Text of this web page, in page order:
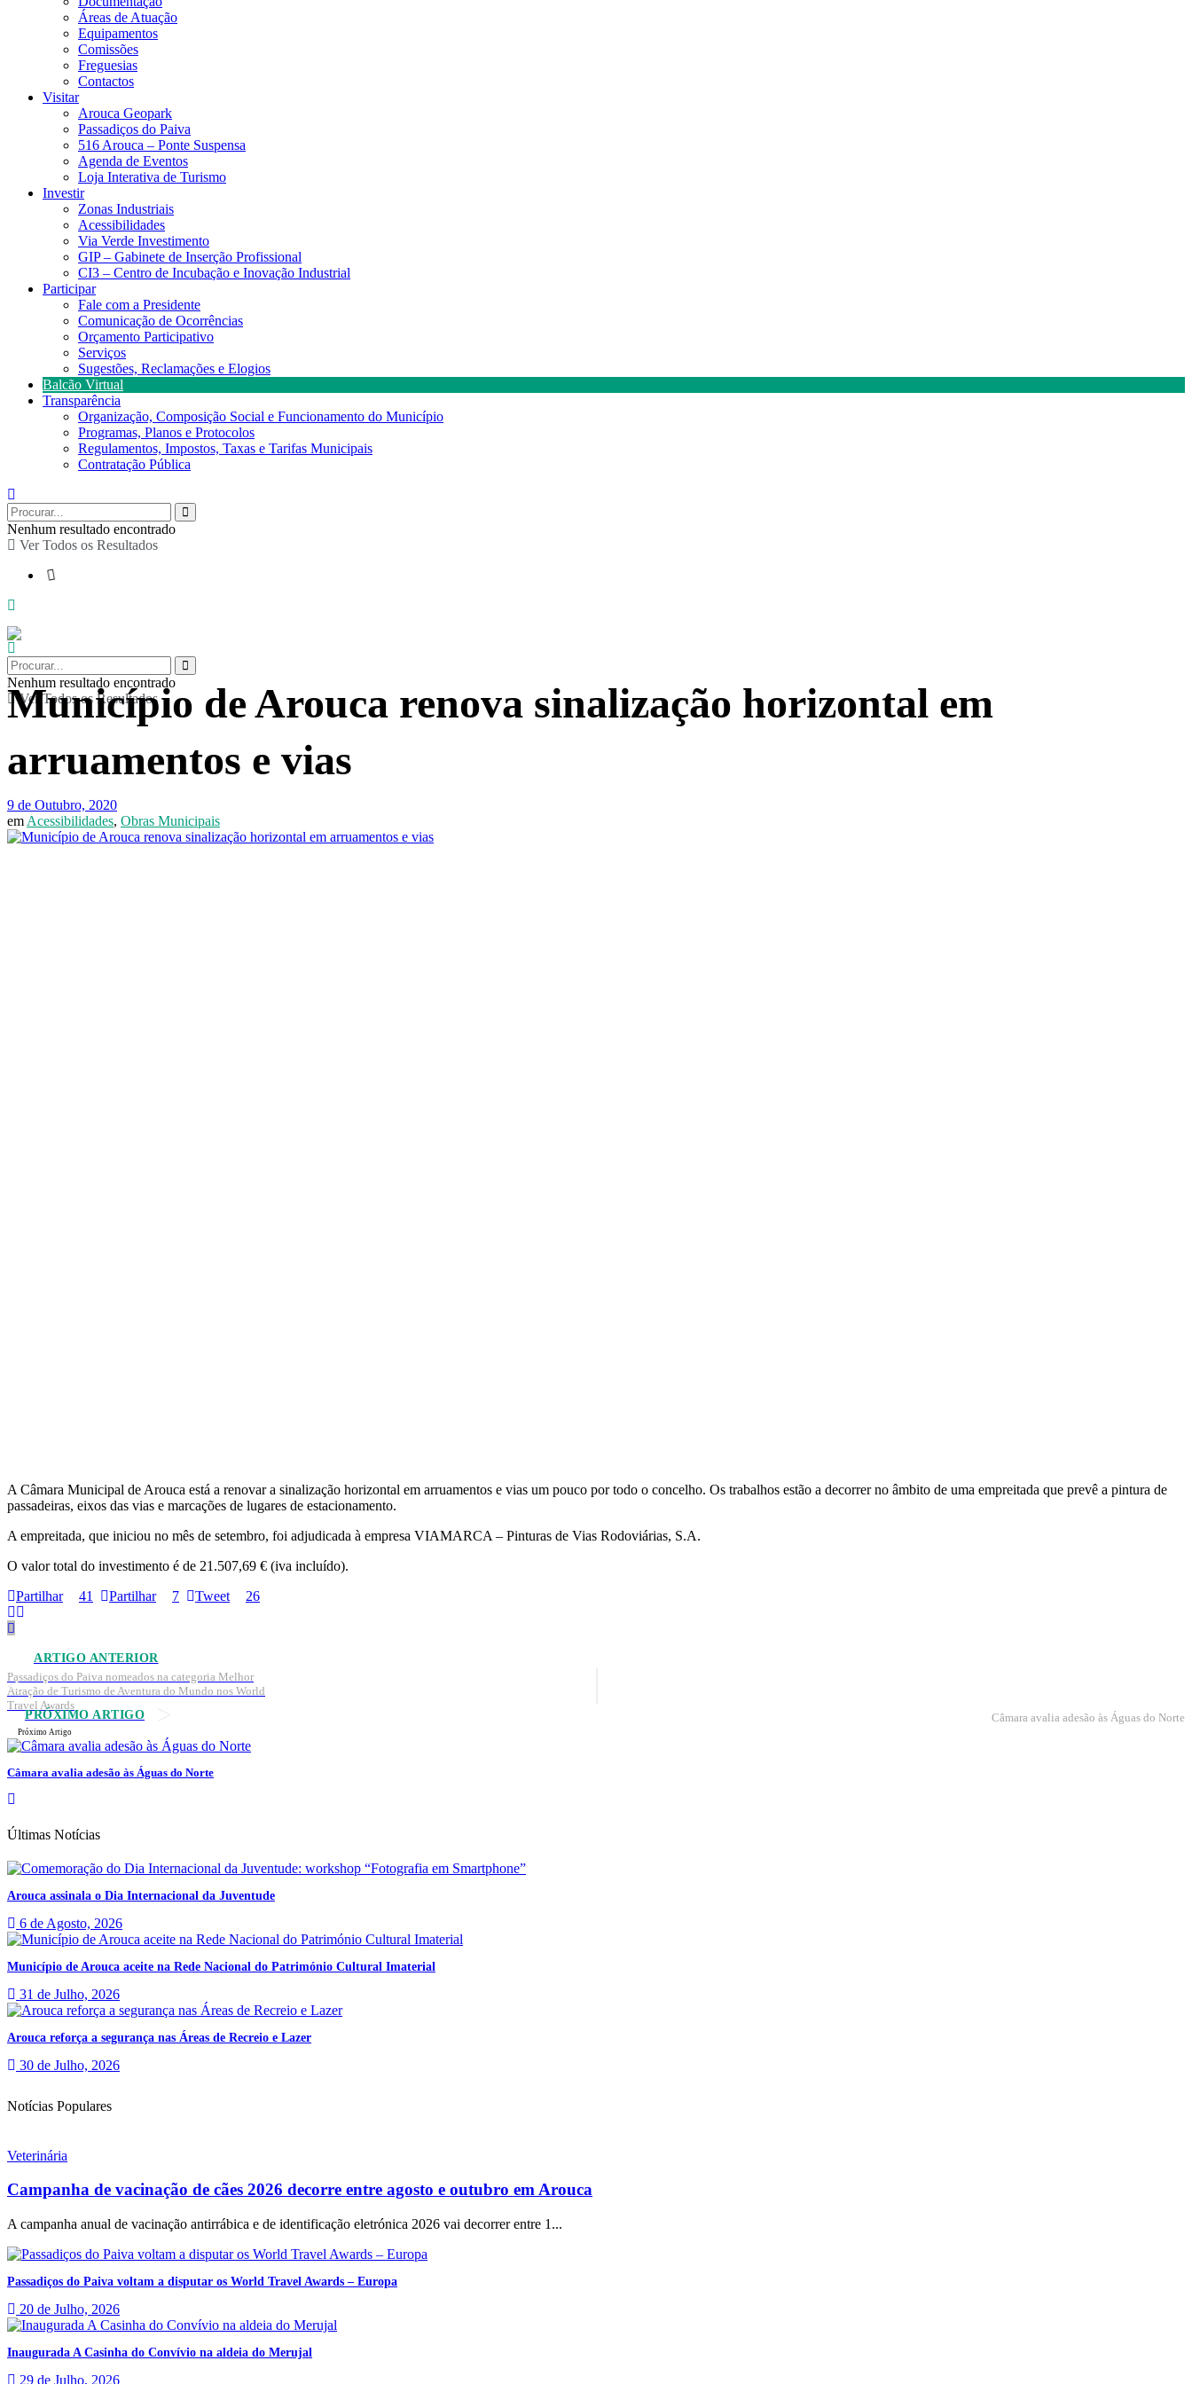
Áreas de Atuação
Equipamentos
Comissões
Freguesias
Contactos
Visitar
Arouca Geopark
Passadiços do Paiva
516 Arouca – Ponte Suspensa
Agenda de Eventos
Loja Interativa de Turismo
Investir
Zonas Industriais
Acessibilidades
Via Verde Investimento
GIP – Gabinete de Inserção Profissional
CI3 – Centro de Incubação e Inovação Industrial
Participar
Fale com a Presidente
Comunicação de Ocorrências
Orçamento Participativo
Serviços
Sugestões, Reclamações e Elogios
Balcão Virtual
Transparência
Organização, Composição Social e Funcionamento do Município
Programas, Planos e Protocolos
Regulamentos, Impostos, Taxas e Tarifas Municipais
Contratação Pública
Nenhum resultado encontrado
Ver Todos os Resultados
Nenhum resultado encontrado
Ver Todos os Resultados
Município de Arouca renova sinalização horizontal em
arruamentos e vias
9 de Outubro, 2020
em Acessibilidades, Obras Municipais
A Câmara Municipal de Arouca está a renovar a sinalização horizontal em arruamentos e vias um pouco por todo o concelho. Os trabalhos estão a decorrer no âmbito de uma empreitada que prevê a pintura de
passadeiras, eixos das vias e marcações de lugares de estacionamento.
A empreitada, que iniciou no mês de setembro, foi adjudicada à empresa VIAMARCA – Pinturas de Vias Rodoviárias, S.A.
O valor total do investimento é de 21.507,69 € (iva incluído).
Partilhar
41 Partilhar 7 Tweet 26
ARTIGO ANTERIOR
Passadiços do Paiva nomeados na categoria Melhor
Atração de Turismo de Aventura do Mundo nos World
Travel Awards
PRÓXIMO ARTIGO Câmara avalia adesão às Águas do Norte
Próximo Artigo
Câmara avalia adesão às Águas do Norte
Últimas Notícias
Arouca assinala o Dia Internacional da Juventude
6 de Agosto, 2026
Município de Arouca aceite na Rede Nacional do Património Cultural Imaterial
31 de Julho, 2026
Arouca reforça a segurança nas Áreas de Recreio e Lazer
30 de Julho, 2026
Notícias Populares
Veterinária
Campanha de vacinação de cães 2026 decorre entre agosto e outubro em Arouca
A campanha anual de vacinação antirrábica e de identificação eletrónica 2026 vai decorrer entre 1...
Passadiços do Paiva voltam a disputar os World Travel Awards – Europa
20 de Julho, 2026
Inaugurada A Casinha do Convívio na aldeia do Merujal
29 de Julho, 2026